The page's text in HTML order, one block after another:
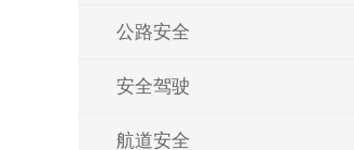
公路安全
安全驾驶
航道安全